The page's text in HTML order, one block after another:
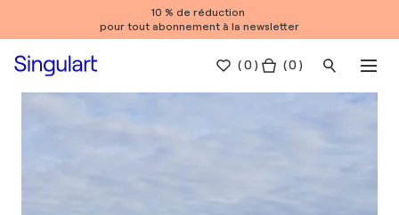
10 % de réduction
pour tout abonnement à la newsletter
(0 ) ( 0 )